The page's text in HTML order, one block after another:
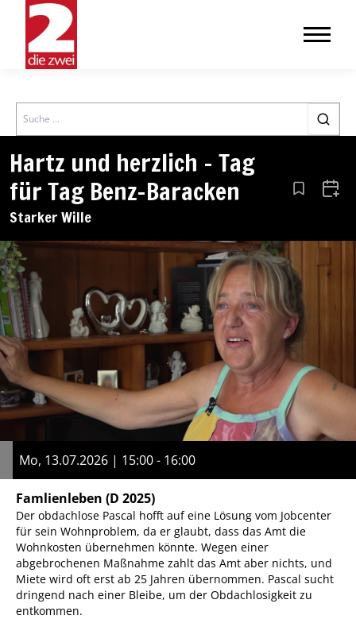
Search
Hartz und herzlich – Tag
für Tag Benz-Baracken
Starker Wille
Aus den
Mo, 13.07.2026 | 15:00 - 16:00
Famlienleben (D 2025)
Der obdachlose Pascal hofft auf eine Lösung vom Jobcenter
für sein Wohnproblem, da er glaubt, dass das Amt die
Wohnkosten übernehmen könnte. Wegen einer
abgebrochenen Maßnahme zahlt das Amt aber nichts, und
Miete wird oft erst ab 25 Jahren übernommen. Pascal sucht
dringend nach einer Bleibe, um der Obdachlosigkeit zu
entkommen.